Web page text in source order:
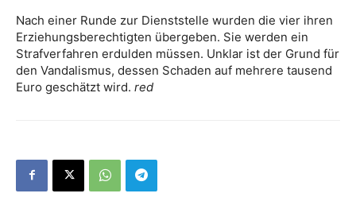
Nach einer Runde zur Dienststelle wurden die vier ihren
Erziehungsberechtigten übergeben. Sie werden ein
Strafverfahren erdulden müssen. Unklar ist der Grund für
den Vandalismus, dessen Schaden auf mehrere tausend
Euro geschätzt wird. red